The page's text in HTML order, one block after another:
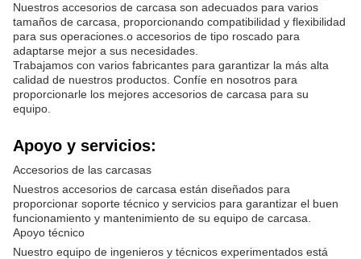
Nuestros accesorios de carcasa son adecuados para varios
tamaños de carcasa, proporcionando compatibilidad y flexibilidad
para sus operaciones.o accesorios de tipo roscado para
adaptarse mejor a sus necesidades.
Trabajamos con varios fabricantes para garantizar la más alta
calidad de nuestros productos. Confíe en nosotros para
proporcionarle los mejores accesorios de carcasa para su
equipo.
Apoyo y servicios:
Accesorios de las carcasas
Nuestros accesorios de carcasa están diseñados para
proporcionar soporte técnico y servicios para garantizar el buen
funcionamiento y mantenimiento de su equipo de carcasa.
Apoyo técnico
Nuestro equipo de ingenieros y técnicos experimentados está